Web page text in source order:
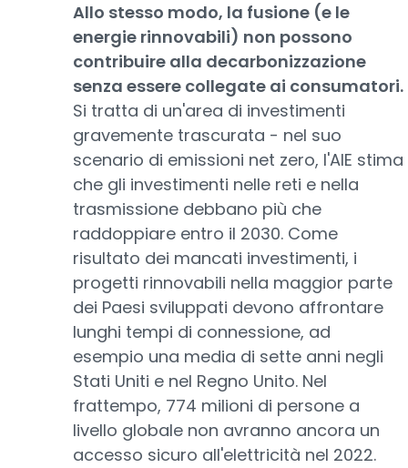
Allo stesso modo, la fusione (e le
energie rinnovabili) non possono
contribuire alla decarbonizzazione
senza essere collegate ai consumatori.
Si tratta di un'area di investimenti
gravemente trascurata - nel suo
scenario di emissioni net zero, l'AIE stima
che gli investimenti nelle reti e nella
trasmissione debbano più che
raddoppiare entro il 2030. Come
risultato dei mancati investimenti, i
progetti rinnovabili nella maggior parte
dei Paesi sviluppati devono affrontare
lunghi tempi di connessione, ad
esempio una media di sette anni negli
Stati Uniti e nel Regno Unito. Nel
frattempo, 774 milioni di persone a
livello globale non avranno ancora un
accesso sicuro all'elettricità nel 2022.